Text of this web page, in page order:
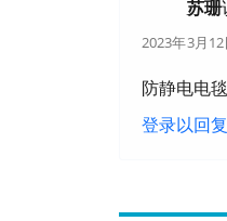
苏珊
2023年3月
防静电电
登录以回复